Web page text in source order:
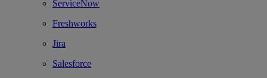
ServiceNow
Freshworks
Jira
Salesforce